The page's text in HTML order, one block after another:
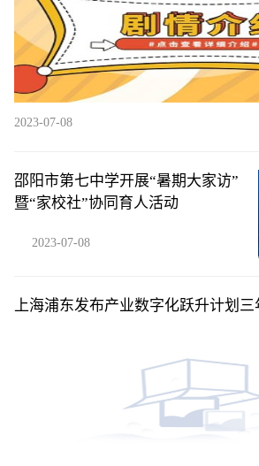
2023-07-08
邵阳市第七中学开展“暑期大家访”
暨“家校社”协同育人活动
2023-07-08
上海浦东发布产业数字化跃升计划